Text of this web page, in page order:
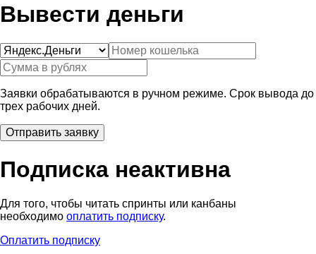
Вывести деньги
Заявки обрабатываются в ручном режиме. Срок вывода до
трех рабочих дней.
Подписка неактивна
Для того, чтобы читать спринты или канбаны
необходимо оплатить подписку.
Оплатить подписку